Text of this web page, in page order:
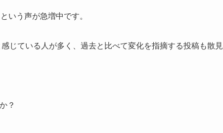
いう声が急増中です。
感じている人が多く、過去と比べて変化を指摘する投稿も散見
？